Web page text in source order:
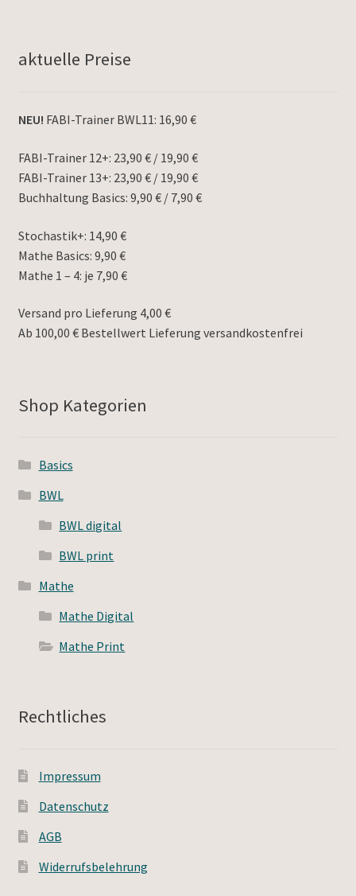
aktuelle Preise
NEU! FABI-Trainer BWL11: 16,90 €
FABI-Trainer 12+: 23,90 € / 19,90 €
FABI-Trainer 13+: 23,90 € / 19,90 €
Buchhaltung Basics: 9,90 € / 7,90 €
Stochastik+: 14,90 €
Mathe Basics: 9,90 €
Mathe 1 – 4: je 7,90 €
Versand pro Lieferung 4,00 €
Ab 100,00 € Bestellwert Lieferung versandkostenfrei
Shop Kategorien
Basics
BWL
BWL digital
BWL print
Mathe
Mathe Digital
Mathe Print
Rechtliches
Impressum
Datenschutz
AGB
Widerrufsbelehrung